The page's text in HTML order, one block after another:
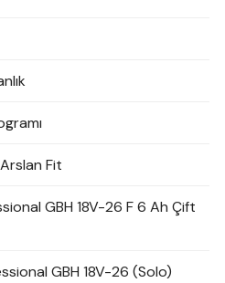
Fit
GBH 18V-26 F 6 Ah Çift
GBH 18V-26 (Solo)